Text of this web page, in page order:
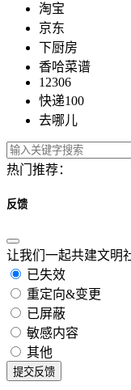
淘宝
京东
下厨房
香哈菜谱
12306
快递100
去哪儿
热门推荐：
反馈
让我们一起共建文明
已失效
重定向&变更
已屏蔽
敏感内容
其他
提交反馈